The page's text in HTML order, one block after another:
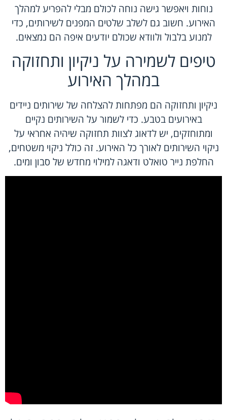
נוחות ויאפשר גישה נוחה לכולם מבלי להפריע למהלך
האירוע. חשוב גם לשלב שלטים המפנים לשירותים, כדי
למנוע בלבול ולוודא שכולם יודעים איפה הם נמצאים.
טיפים לשמירה על ניקיון ותחזוקה
במהלך האירוע
ניקיון ותחזוקה הם מפתחות להצלחה של שירותים ניידים
באירועים בטבע. כדי לשמור על השירותים נקיים
ומתוחזקים, יש לדאוג לצוות תחזוקה שיהיה אחראי על
ניקוי השירותים לאורך כל האירוע. זה כולל ניקוי משטחים,
החלפת נייר טואלט ודאגה למילוי מחדש של סבון ומים.